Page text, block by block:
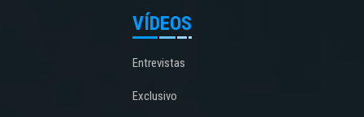
VÍDEOS
Entrevistas
Exclusivo